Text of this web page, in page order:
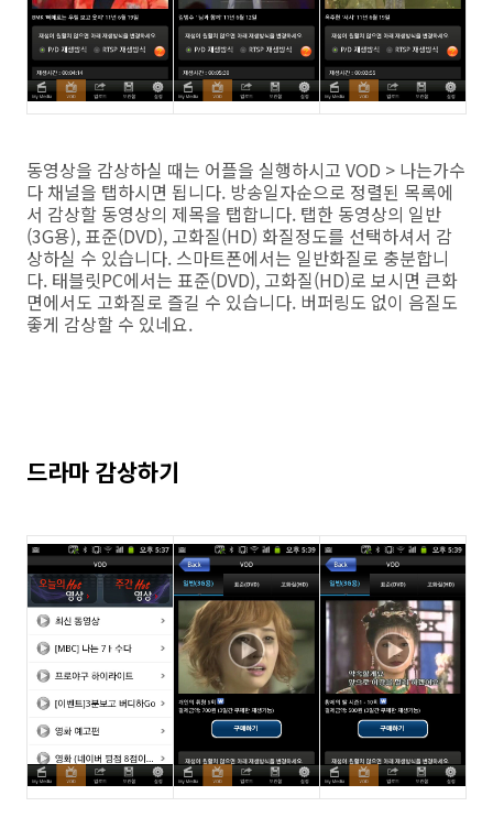
동영상을 감상하실 때는 어플을 실행하시고 VOD > 나는가수
다 채널을 탭하시면 됩니다. 방송일자순으로 정렬된 목록에
서 감상할 동영상의 제목을 탭합니다. 탭한 동영상의 일반
(3G용), 표준(DVD), 고화질(HD) 화질정도를 선택하셔서 감
상하실 수 있습니다. 스마트폰에서는 일반화질로 충분합니
다. 태블릿PC에서는 표준(DVD), 고화질(HD)로 보시면 큰화
면에서도 고화질로 즐길 수 있습니다. 버퍼링도 없이 음질도
좋게 감상할 수 있네요.
드라마 감상하기